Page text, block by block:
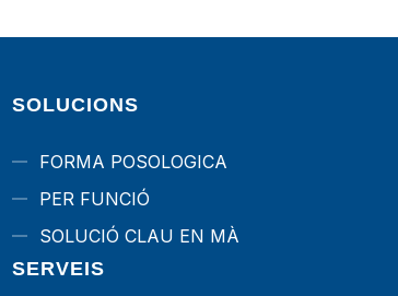
SOLUCIONS
FORMA POSOLOGICA
PER FUNCIÓ
SOLUCIÓ CLAU EN MÀ
SERVEIS